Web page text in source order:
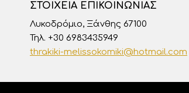
ΣΤΟΙΧΕΊΑ ΕΠΙΚΟΙΝΩΝΊΑΣ
Λυκοδρόμιο, Ξάνθης 67100
Τηλ. +30 6983435949
thrakiki-melissokomiki@hotmail.com